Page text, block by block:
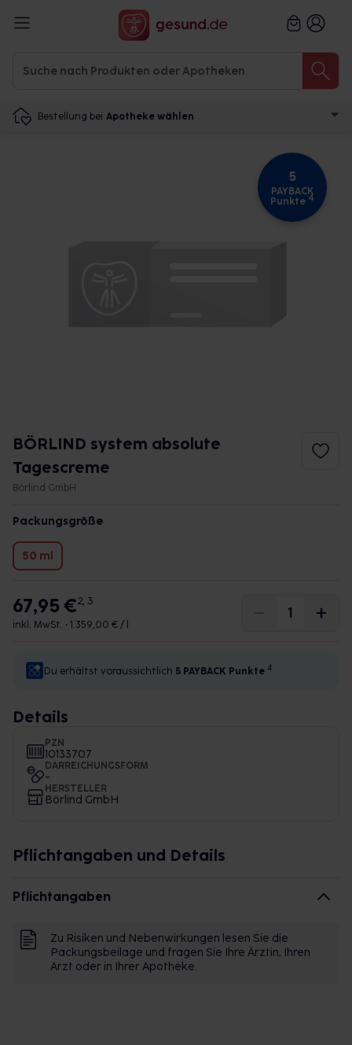
Bestellung bei Apotheke wählen
5
PAYBACK
Punkte 4
BÖRLIND system absolute
Tagescreme
Börlind GmbH
Packungsgröße
50 ml
67,95 €2, 3
inkl. MwSt. • 1.359,00 € / l
Du erhältst voraussichtlich 5 PAYBACK Punkte 4
Details
PZN
10133707
DARREICHUNGSFORM
-
HERSTELLER
Börlind GmbH
Pflichtangaben und Details
Pflichtangaben
Zu Risiken und Nebenwirkungen lesen Sie die
Packungsbeilage und fragen Sie Ihre Ärztin, Ihren
Arzt oder in Ihrer Apotheke.